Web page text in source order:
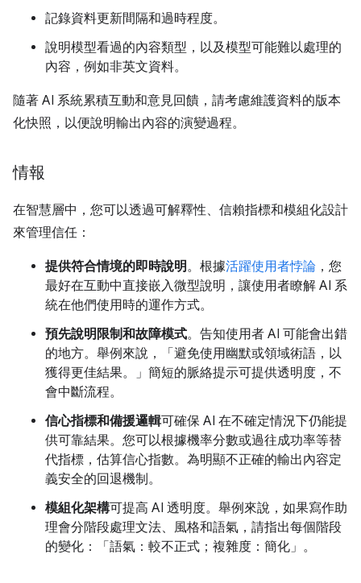
記錄資料更新間隔和過時程度。
說明模型看過的內容類型，以及模型可能難以處理的
內容，例如非英文資料。
隨著 AI 系統累積互動和意見回饋，請考慮維護資料的版本
化快照，以便說明輸出內容的演變過程。
情報
在智慧層中，您可以透過可解釋性、信賴指標和模組化設計
來管理信任：
提供符合情境的即時說明。根據活躍使用者悖論 ，您
最好在互動中直接嵌入微型說明，讓使用者瞭解 AI 系
統在他們使用時的運作方式。
預先說明限制和故障模式。告知使用者 AI 可能會出錯
的地方。舉例來說，「避免使用幽默或領域術語，以
獲得更佳結果。」簡短的脈絡提示可提供透明度，不
會中斷流程。
信心指標和備援邏輯可確保 AI 在不確定情況下仍能提
供可靠結果。您可以根據機率分數或過往成功率等替
代指標，估算信心指數。為明顯不正確的輸出內容定
義安全的回退機制。
模組化架構可提高 AI 透明度。舉例來說，如果寫作助
理會分階段處理文法、風格和語氣，請指出每個階段
的變化：「語氣：較不正式；複雜度：簡化」。